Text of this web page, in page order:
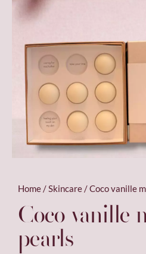
Home/Skincare/ Coco vanille
Coco vanille
pearls